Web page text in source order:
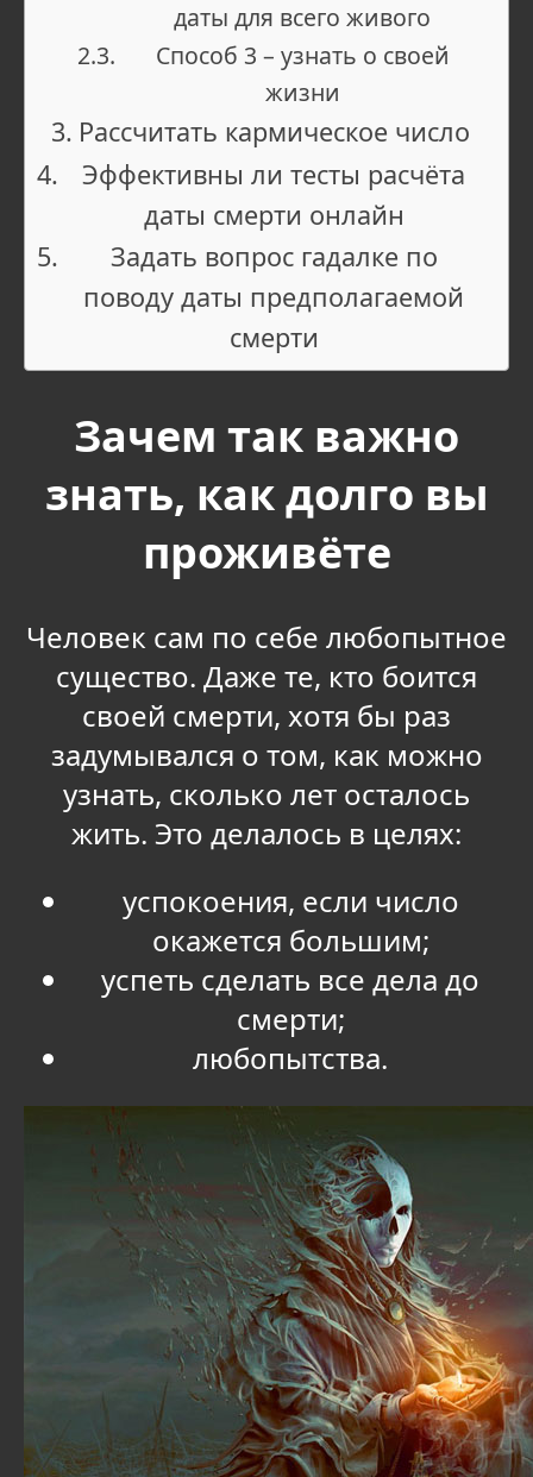
даты для всего живого
Способ 3 – узнать о своей
жизни
Рассчитать кармическое число
Эффективны ли тесты расчёта
даты смерти онлайн
Задать вопрос гадалке по
поводу даты предполагаемой
смерти
Зачем так важно
знать, как долго вы
проживёте
Человек сам по себе любопытное
существо. Даже те, кто боится
своей смерти, хотя бы раз
задумывался о том, как можно
узнать, сколько лет осталось
жить. Это делалось в целях:
успокоения, если число
окажется большим;
успеть сделать все дела до
смерти;
любопытства.